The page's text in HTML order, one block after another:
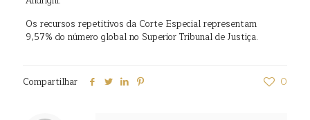
Os recursos repetitivos da Corte Especial representam
9,57% do número global no Superior Tribunal de Justiça.
Compartilhar 0